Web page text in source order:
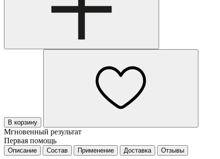
В корзину
Мгновенный результат
Первая помощь
Описание Состав Применение Доставка Отзывы